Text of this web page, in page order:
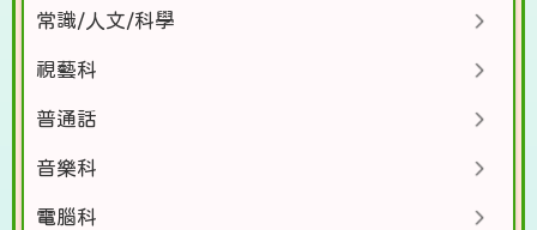
常識/人文/科學
視藝科
普通話
音樂科
電腦科